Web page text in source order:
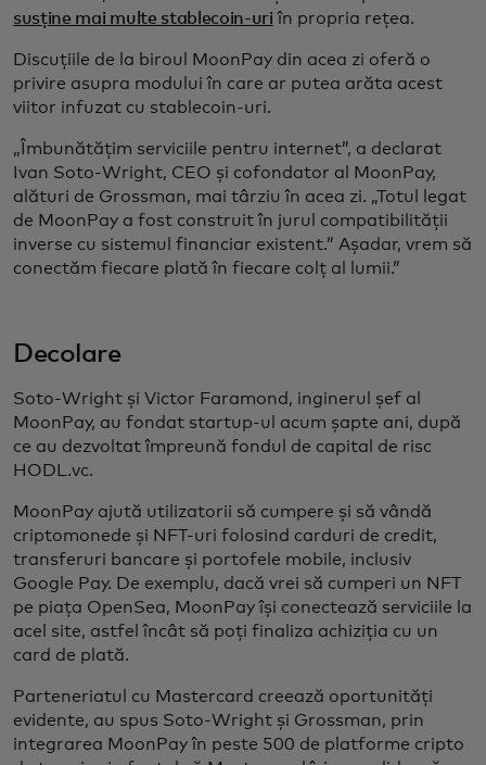
susține mai multe stablecoin-uri în propria rețea.
Discuțiile de la biroul MoonPay din acea zi oferă o
privire asupra modului în care ar putea arăta acest
viitor infuzat cu stablecoin-uri.
„Îmbunătățim serviciile pentru internet”, a declarat
Ivan Soto-Wright, CEO și cofondator al MoonPay,
alături de Grossman, mai târziu în acea zi. „Totul legat
de MoonPay a fost construit în jurul compatibilității
inverse cu sistemul financiar existent.” Așadar, vrem să
conectăm fiecare plată în fiecare colț al lumii.”
Decolare
Soto-Wright și Victor Faramond, inginerul șef al
MoonPay, au fondat startup-ul acum șapte ani, după
ce au dezvoltat împreună fondul de capital de risc
HODL.vc.
MoonPay ajută utilizatorii să cumpere și să vândă
criptomonede și NFT-uri folosind carduri de credit,
transferuri bancare și portofele mobile, inclusiv
Google Pay. De exemplu, dacă vrei să cumperi un NFT
pe piața OpenSea, MoonPay își conectează serviciile la
acel site, astfel încât să poți finaliza achiziția cu un
card de plată.
Parteneriatul cu Mastercard creează oportunități
evidente, au spus Soto-Wright și Grossman, prin
integrarea MoonPay în peste 500 de platforme cripto